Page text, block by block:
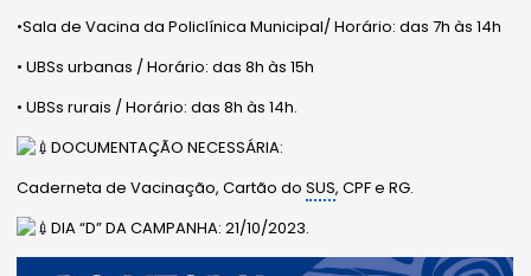
•Sala de Vacina da Policlínica Municipal/ Horário: das 7h às 14h
• UBSs urbanas / Horário: das 8h às 15h
• UBSs rurais / Horário: das 8h às 14h.
DOCUMENTAÇÃO NECESSÁRIA:
Caderneta de Vacinação, Cartão doSUS, CPF e RG.
DIA “D” DA CAMPANHA: 21/10/2023.